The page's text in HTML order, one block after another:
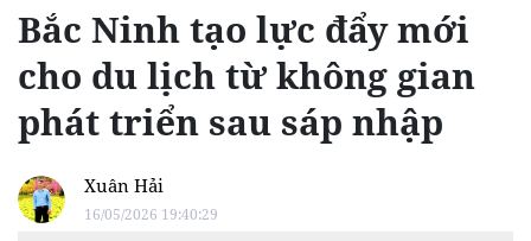
Bắc Ninh tạo lực đẩy mới
cho du lịch từ không gian
phát triển sau sáp nhập
Xuân Hải
16/05/2026 19:40:29